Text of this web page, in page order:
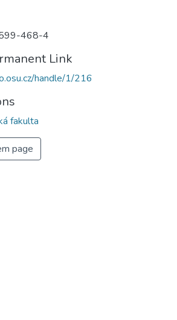
468-4
Link
handle/1/216
fakulta
page